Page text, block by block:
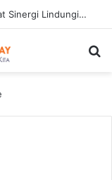
SKK Migas, PHR dan Polda Riau Perkuat Sinergi Lindungi Aset Negara demi Menjaga Ketahanan Energi Nasional